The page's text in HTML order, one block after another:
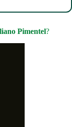
Pimentel?